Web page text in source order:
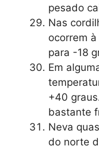
pesado
Nas
ocorrem
para -18
Em
+40
bastante
Neva
do norte